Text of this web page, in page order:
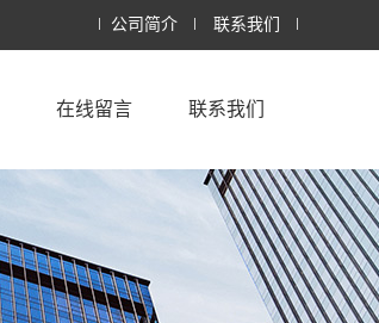
公司简介 联系我们
在线留言 联系我们